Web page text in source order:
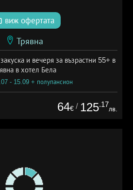
виж офертата
Трявна
и вечеря за възрастни 55+ в
в хотел Бела
- 15.09 + полупансион
64€ / 125.17
лв.